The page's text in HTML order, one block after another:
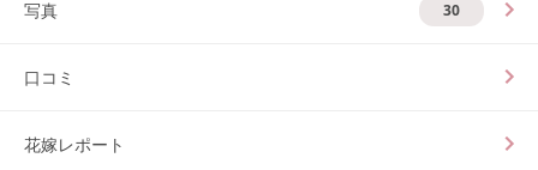
写真 30
口コミ
花嫁レポート